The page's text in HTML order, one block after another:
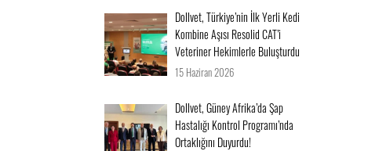
Dollvet, Türkiye’nin İlk Yerli Kedi
Kombine Aşısı Resolid CAT’i
Veteriner Hekimlerle Buluşturdu
15 Haziran 2026
Dollvet, Güney Afrika’da Şap
Hastalığı Kontrol Programı’nda
Ortaklığını Duyurdu!